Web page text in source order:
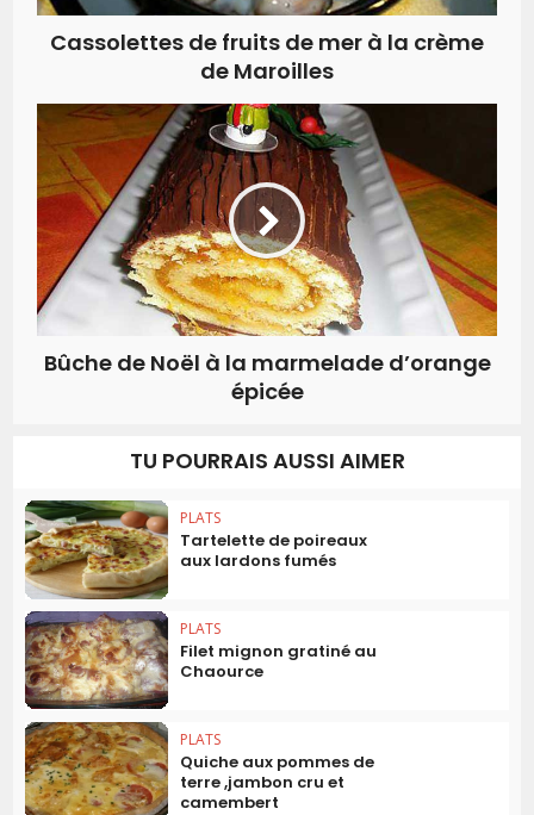
Cassolettes de fruits de mer à la crème
de Maroilles
Bûche de Noël à la marmelade d’orange
épicée
TU POURRAIS AUSSI AIMER
PLATS
Tartelette de poireaux
aux lardons fumés
PLATS
Filet mignon gratiné au
Chaource
PLATS
Quiche aux pommes de
terre ,jambon cru et
camembert